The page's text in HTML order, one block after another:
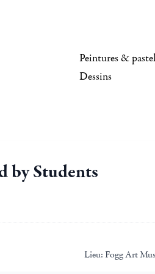
Peintures &
Dessins
by Students
Lieu: Fogg Art